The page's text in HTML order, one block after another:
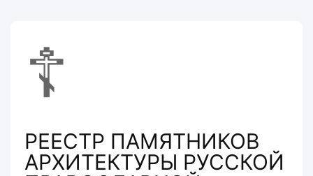
☦
РЕЕСТР ПАМЯТНИКОВ
АРХИТЕКТУРЫ РУССКОЙ